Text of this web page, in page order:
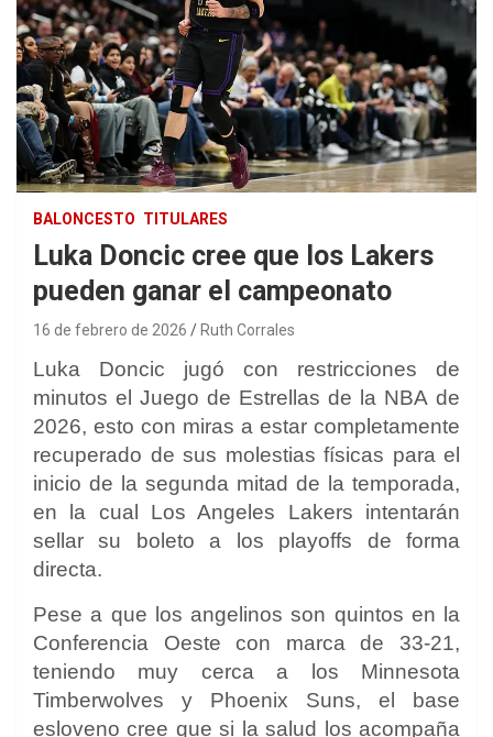
BALONCESTO TITULARES
Luka Doncic cree que los Lakers
pueden ganar el campeonato
16 de febrero de 2026 Ruth Corrales
Luka Doncic jugó con restricciones de
minutos el Juego de Estrellas de la NBA de
2026, esto con miras a estar completamente
recuperado de sus molestias físicas para el
inicio de la segunda mitad de la temporada,
en la cual Los Angeles Lakers intentarán
sellar su boleto a los playoffs de forma
directa.
Pese a que los angelinos son quintos en la
Conferencia Oeste con marca de 33-21,
teniendo muy cerca a los Minnesota
Timberwolves y Phoenix Suns, el base
esloveno cree que si la salud los acompaña